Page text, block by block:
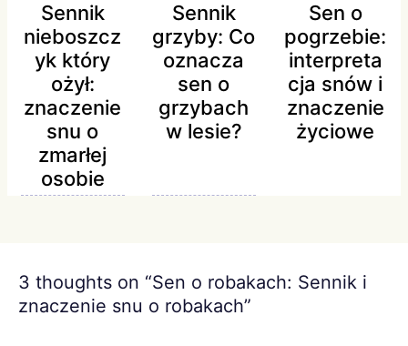
Sennik
nieboszcz
yk który
ożył:
znaczenie
snu o
zmarłej
osobie
Sennik
grzyby: Co
oznacza
sen o
grzybach
w lesie?
Sen o
pogrzebie:
interpreta
cja snów i
znaczenie
życiowe
3 thoughts on “Sen o robakach: Sennik i
znaczenie snu o robakach”